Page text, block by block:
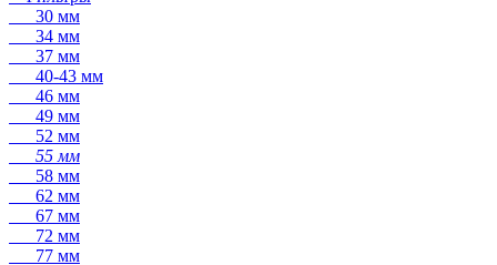
30 мм
34 мм
37 мм
40-43 мм
46 мм
49 мм
52 мм
55 мм
58 мм
62 мм
67 мм
72 мм
77 мм